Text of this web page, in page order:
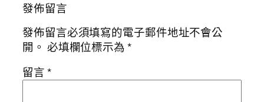
發佈留言
發佈留言必須填寫的電子郵件地址不會公
開。 必填欄位標示為*
留言*